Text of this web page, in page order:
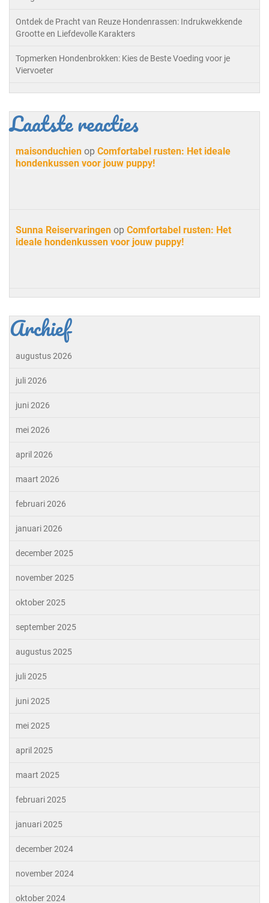
Ontdek de Pracht van Reuze Hondenrassen: Indrukwekkende
Grootte en Liefdevolle Karakters
Topmerken Hondenbrokken: Kies de Beste Voeding voor je
Viervoeter
Laatste reacties
maisonduchien op Comfortabel rusten: Het ideale
hondenkussen voor jouw puppy!
Sunna Reiservaringen op Comfortabel rusten: Het
ideale hondenkussen voor jouw puppy!
Archief
augustus 2026
juli 2026
juni 2026
mei 2026
april 2026
maart 2026
februari 2026
januari 2026
december 2025
november 2025
oktober 2025
september 2025
augustus 2025
juli 2025
juni 2025
mei 2025
april 2025
maart 2025
februari 2025
januari 2025
december 2024
november 2024
oktober 2024